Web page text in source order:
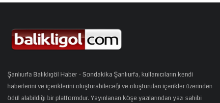
Şanlıurfa Balıklıgöl Haber - Sondakika Şanlıurfa, kullanıcıların kendi
haberlerini ve içeriklerini oluşturabileceği ve oluşturulan içerikler üzerinden
ödül alabildiği bir platformdur. Yayınlanan köşe yazılarından yazı sahibi